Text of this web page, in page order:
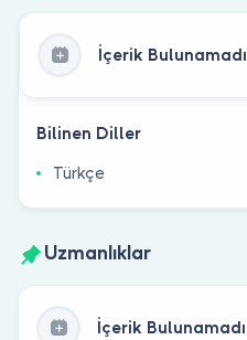
İçerik Bulunamadı
Bilinen Diller
Türkçe
Uzmanlıklar
İçerik Bulunamadı